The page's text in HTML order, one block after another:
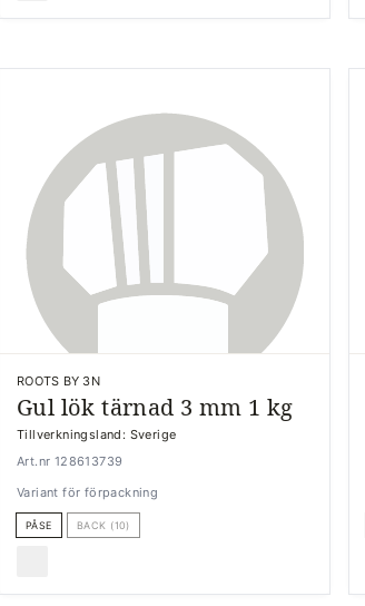
ROOTS BY 3N
Gul lök tärnad 3 mm 1 kg
Tillverkningsland: Sverige
Art.nr 128613739
Variant för förpackning
PÅSE BACK (10)